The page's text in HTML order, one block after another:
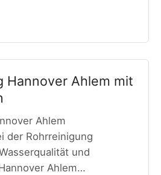
Hannover Ahlem mit
Ahlem
der Rohrreinigung
und
Ahlem…